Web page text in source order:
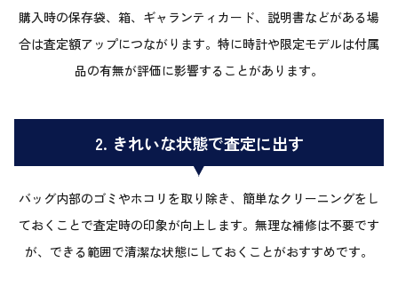
購入時の保存袋、箱、ギャランティカード、説明書などがある場
合は査定額アップにつながります。特に時計や限定モデルは付属
品の有無が評価に影響することがあります。
2. きれいな状態で査定に出す
バッグ内部のゴミやホコリを取り除き、簡単なクリーニングをし
ておくことで査定時の印象が向上します。無理な補修は不要です
が、できる範囲で清潔な状態にしておくことがおすすめです。